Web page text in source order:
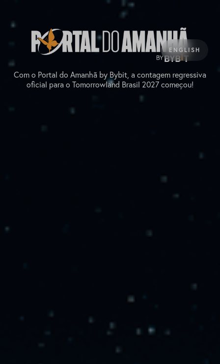
Com o Portal do Amanhã by Bybit, a contagem regressiva
oficial para o Tomorrowland Brasil 2027 começou!
ENGLISH